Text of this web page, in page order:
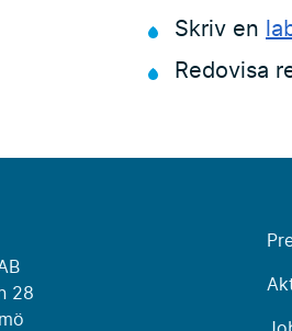
Skriv en
Redovisa
28